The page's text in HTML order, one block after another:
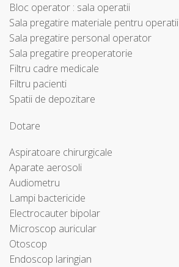
Bloc operator : sala operatii
Sala pregatire materiale pentru operatii
Sala pregatire personal operator
Sala pregatire preoperatorie
Filtru cadre medicale
Filtru pacienti
Spatii de depozitare
Dotare
Aspiratoare chirurgicale
Aparate aerosoli
Audiometru
Lampi bactericide
Electrocauter bipolar
Microscop auricular
Otoscop
Endoscop laringian